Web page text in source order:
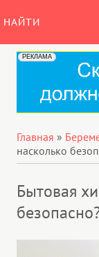
НАЙТИ
Главная »
насколько
Бытовая